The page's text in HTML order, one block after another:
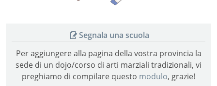
Segnala una scuola
Per aggiungere alla pagina della vostra provincia la
sede di un dojo/corso di arti marziali tradizionali, vi
preghiamo di compilare questo modulo, grazie!